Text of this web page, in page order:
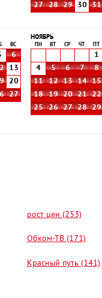
27
28 29 30 31
ВС
6
13
20
27
НОЯБРЬ
ПН ВТ СР ЧТ
1
4
5 6 7 8
11
12 13 14 15
18
19 20 21 22
25
26 27 28 29
рост цен (253)
Обком-ТВ (171)
Красный путь (141)